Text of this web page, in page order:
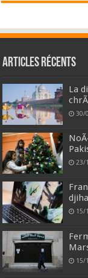
Articles récents
La
30/
23/
15/
15/